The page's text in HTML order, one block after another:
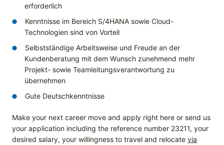
erforderlich
Kenntnisse im Bereich S/4HANA sowie Cloud-
Technologien sind von Vorteil
Selbstständige Arbeitsweise und Freude an der
Kundenberatung mit dem Wunsch zunehmend mehr
Projekt- sowie Teamleitungsverantwortung zu
übernehmen
Gute Deutschkenntnisse
Make your next career move and apply right here or send us
your application including the reference number 23211, your
desired salary, your willingness to travel and relocate via